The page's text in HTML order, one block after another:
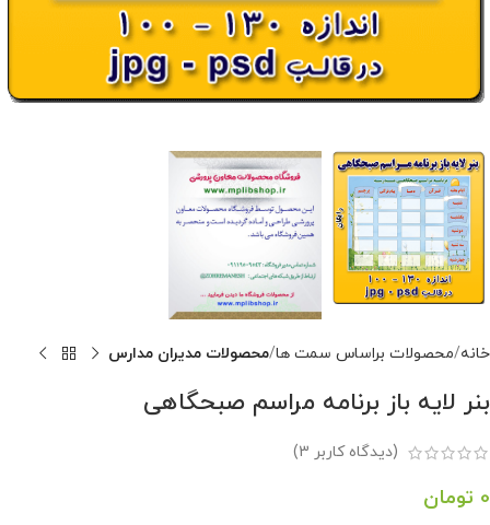
خانه محصولات براساس سمت ها محصولات مدیران مدارس
بنر لایه باز برنامه مراسم صبحگاهی
(دیدگاه کاربر 3
)
0 تومان